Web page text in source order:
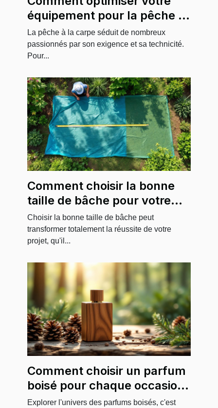
équipement pour la pêche à
la carpe ?
La pêche à la carpe séduit de nombreux
passionnés par son exigence et sa technicité.
Pour...
Comment choisir la bonne
taille de bâche pour votre
projet ?
Choisir la bonne taille de bâche peut
transformer totalement la réussite de votre
projet, qu'il...
Comment choisir un parfum
boisé pour chaque occasion
?
Explorer l'univers des parfums boisés, c'est